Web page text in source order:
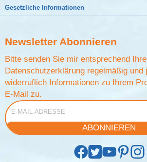
Gesetzliche Informationen
Newsletter Abonnieren
Bitte senden Sie mir entsprechend
Datenschutzerklärung regelmäßig und
widerruflich Informationen zu Ihrem
E-Mail zu.
E-Mail-Adresse
ABONNIEREN